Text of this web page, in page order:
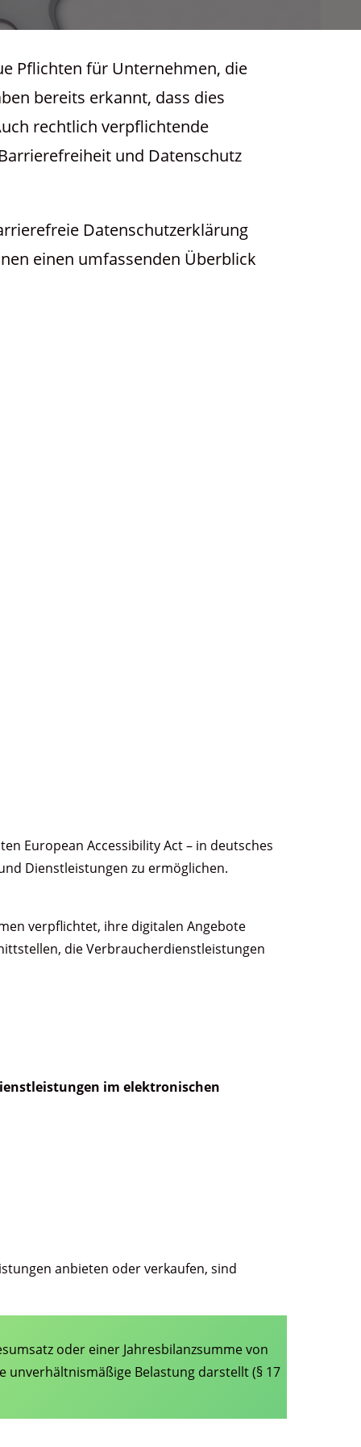
Pflichten für Unternehmen, die
bereits erkannt, dass dies
rechtlich verpflichtende
und Datenschutz
Datenschutzerklärung
einen umfassenden Überblick
European Accessibility Act – in deutsches
Dienstleistungen zu ermöglichen.
verpflichtet, ihre digitalen Angebote
die Verbraucherdienstleistungen
im elektronischen
anbieten oder verkaufen, sind
oder einer Jahresbilanzsumme von
unverhältnismäßige Belastung darstellt (§ 17